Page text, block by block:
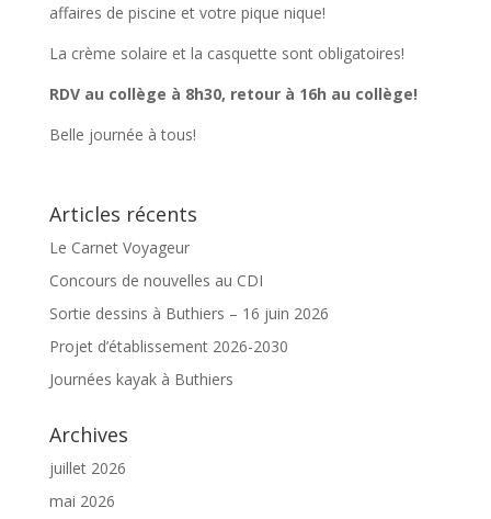
affaires de piscine et votre pique nique!
La crème solaire et la casquette sont obligatoires!
RDV au collège à 8h30, retour à 16h au collège!
Belle journée à tous!
Articles récents
Le Carnet Voyageur
Concours de nouvelles au CDI
Sortie dessins à Buthiers – 16 juin 2026
Projet d’établissement 2026-2030
Journées kayak à Buthiers
Archives
juillet 2026
mai 2026